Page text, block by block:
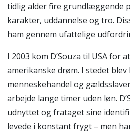
tidlig alder fire grundlæggende
karakter, uddannelse og tro.
ham gennem ufattelige
I 2003 kom D’Souza til USA for
amerikanske drøm. I stedet
menneskehandel og
arbejde lange timer uden løn.
udnyttet og frataget sine
levede i konstant frygt – men